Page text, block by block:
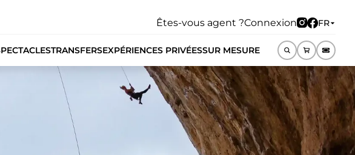
Êtes-vous agent ?Connexion FR
TRANSFERSEXPÉRIENCES PRIVÉESSUR MESURE